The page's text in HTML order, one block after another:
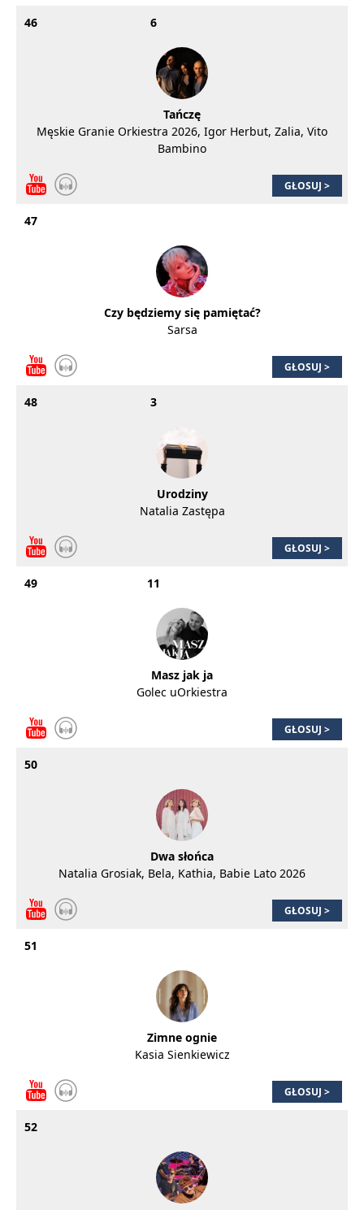
46 6
Tańczę
Męskie Granie Orkiestra 2026, Igor Herbut, Zalia, Vito
Bambino
GŁOSUJ >
47
Czy będziemy się pamiętać?
Sarsa
GŁOSUJ >
48 3
Urodziny
Natalia Zastępa
GŁOSUJ >
49 11
Masz jak ja
Golec uOrkiestra
GŁOSUJ >
50
Dwa słońca
Natalia Grosiak, Bela, Kathia, Babie Lato 2026
GŁOSUJ >
51
Zimne ognie
Kasia Sienkiewicz
GŁOSUJ >
52